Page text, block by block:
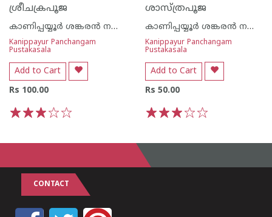
ശ്രീചക്രപൂജ
കാണിപ്പയ്യൂര്‍ ശങ്കരന്‍ നമ്പൂതിരിപ്പാട്
Kanippayur Panchangam
Pustakasala
Add to Cart
Rs 100.00
ശാസ്ത്രപൂജ
കാണിപ്പയ്യൂര്‍ ശങ്കരന്‍ നമ്പൂതിരിപ്പാട്
Kanippayur Panchangam
Pustakasala
Add to Cart
Rs 50.00
CONTACT